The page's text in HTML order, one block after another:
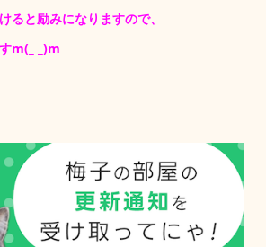
ると励みになりますので、
m(_ _)m